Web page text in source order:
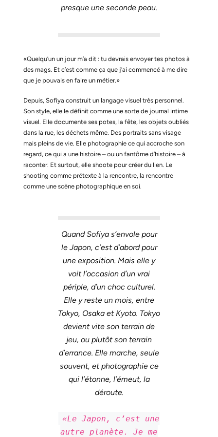
presque une seconde peau.
«Quelqu’un un jour m’a dit : tu devrais envoyer tes photos à
des mags. Et c’est comme ça que j’ai commencé à me dire
que je pouvais en faire un métier.»
Depuis, Sofiya construit un langage visuel très personnel.
Son style, elle le définit comme une sorte de journal intime
visuel. Elle documente ses potes, la fête, les objets oubliés
dans la rue, les déchets même. Des portraits sans visage
mais pleins de vie. Elle photographie ce qui accroche son
regard, ce qui a une histoire – ou un fantôme d’histoire – à
raconter. Et surtout, elle shoote pour créer du lien. Le
shooting comme prétexte à la rencontre, la rencontre
comme une scène photographique en soi.
Quand Sofiya s’envole pour
le Japon, c’est d’abord pour
une exposition. Mais elle y
voit l’occasion d’un vrai
périple, d’un choc culturel.
Elle y reste un mois, entre
Tokyo, Osaka et Kyoto. Tokyo
devient vite son terrain de
jeu, ou plutôt son terrain
d’errance. Elle marche, seule
souvent, et photographie ce
qui l’étonne, l’émeut, la
déroute.
«Le Japon, c’est une
autre planète. Je me